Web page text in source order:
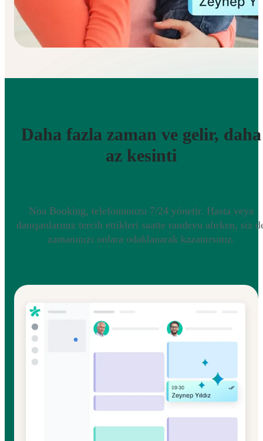
Daha fazla zaman ve gelir, daha
az kesinti
Noa Booking, telefonunuzu 7/24 yönetir. Hasta veya
danışanlarınız tercih ettikleri saatte randevu alırken, siz
zamanınızı onlara odaklanarak kazanırsınız.